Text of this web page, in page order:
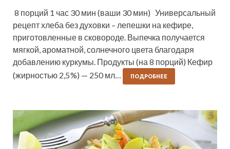
8 порций 1 час 30 мин (ваши 30 мин) Универсальный
рецепт хлеба без духовки – лепешки на кефире,
приготовленные в сковороде. Выпечка получается
мягкой, ароматной, солнечного цвета благодаря
добавлению куркумы. Продукты (на 8 порций) Кефир
(жирностью 2,5 %) — 250 мл…
ПОДРОБНЕЕ